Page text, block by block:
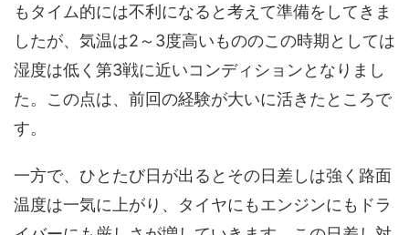
もタイム的には不利になると考えて準備をしてきま
したが、気温は2～3度高いもののこの時期としては
湿度は低く第3戦に近いコンディションとなりまし
た。この点は、前回の経験が大いに活きたところで
す。
一方で、ひとたび日が出るとその日差しは強く路面
温度は一気に上がり、タイヤにもエンジンにもドラ